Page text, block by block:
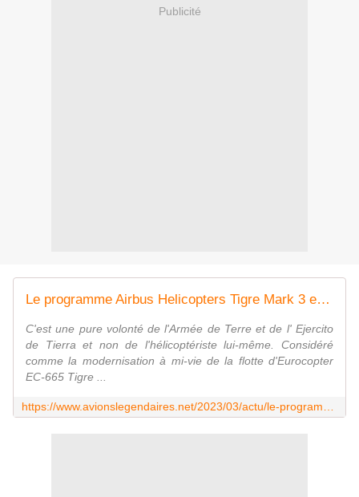
Publicité
Le programme Airbus Helicopters Tigre Mark 3 est-il encore raisonnable ? - avionslegendaires.net
C'est une pure volonté de l'Armée de Terre et de l' Ejercito
de Tierra et non de l'hélicoptériste lui-même. Considéré
comme la modernisation à mi-vie de la flotte d'Eurocopter
EC-665 Tigre ...